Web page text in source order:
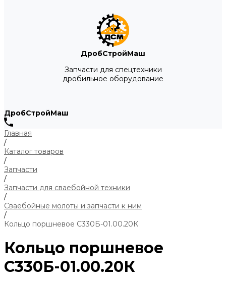
ДробСтройМаш
Запчасти для спецтехники
дробильное оборудование
ДробСтройМаш
Главная
/
Каталог товаров
/
Запчасти
/
Запчасти для сваебойной техники
/
Сваебойные молоты и запчасти к ним
/
Кольцо поршневое С330Б-01.00.20К
Кольцо поршневое
С330Б-01.00.20К